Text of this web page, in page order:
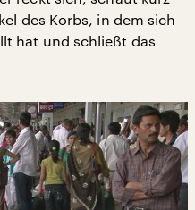
des Korbs, in dem sich
hat und schließt das